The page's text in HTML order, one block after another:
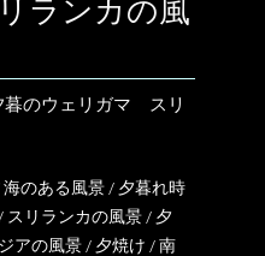
ランカの風
のウェリガマ スリ
海のある風景 / 夕暮れ時
スリランカの風景/ 夕
アの風景/ 夕焼け /南